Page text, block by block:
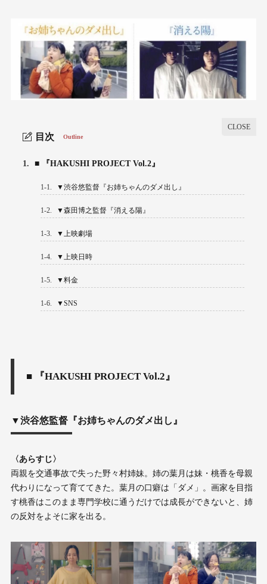
目次 Outline
1. ■ 『HAKUSHI PROJECT Vol.2』
1-1. ▼渋谷悠監督『お姉ちゃんのダメ出し』
1-2. ▼森田博之監督『消える陽』
1-3. ▼上映劇場
1-4. ▼上映日時
1-5. ▼料金
1-6. ▼SNS
■ 『HAKUSHI PROJECT Vol.2』
▼渋谷悠監督『お姉ちゃんのダメ出し』
〈あらすじ〉
両親を交通事故で失った野々村姉妹。姉の葉月は妹・桃香を母親
代わりになって育ててきた。葉月の口癖は「ダメ」。画家を目指
す桃香はこのまま専門学校に通うだけでは成長ができないと、姉
の反対をよそに家を出る。